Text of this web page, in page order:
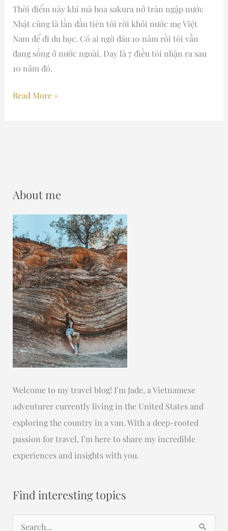
Thời điểm này khi mà hoa sakura nở tràn ngập nước
Nhật cũng là lần đầu tiên tôi rời khỏi nước mẹ Việt
Nam để đi du học. Có ai ngờ đâu 10 năm rồi tôi vẫn
đang sống ở nước ngoài. Đay là 7 điều tôi nhận ra sau
10 năm đó.
Read More »
About me
Welcome to my travel blog! I’m Jade, a Vietnamese
adventurer currently living in the United States and
exploring the country in a van. With a deep-rooted
passion for travel, I’m here to share my incredible
experiences and insights with you.
Find interesting topics